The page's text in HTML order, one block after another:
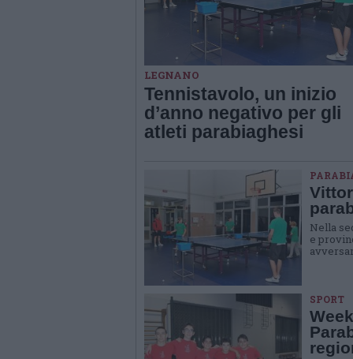
LEGNANO
Tennistavolo, un inizio
d’anno negativo per gli
atleti parabiaghesi
Nella
e
SPORT